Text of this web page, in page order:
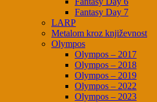
Fantasy Day 7
LARP
Metalom kroz književnost
Olympos
Olympos – 2017
Olympos – 2018
Olympos – 2019
Olympos – 2022
Olympos – 2023